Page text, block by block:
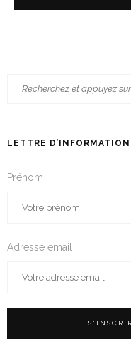
LETTRE D’INFORMATION
Prénom :
Adresse email :